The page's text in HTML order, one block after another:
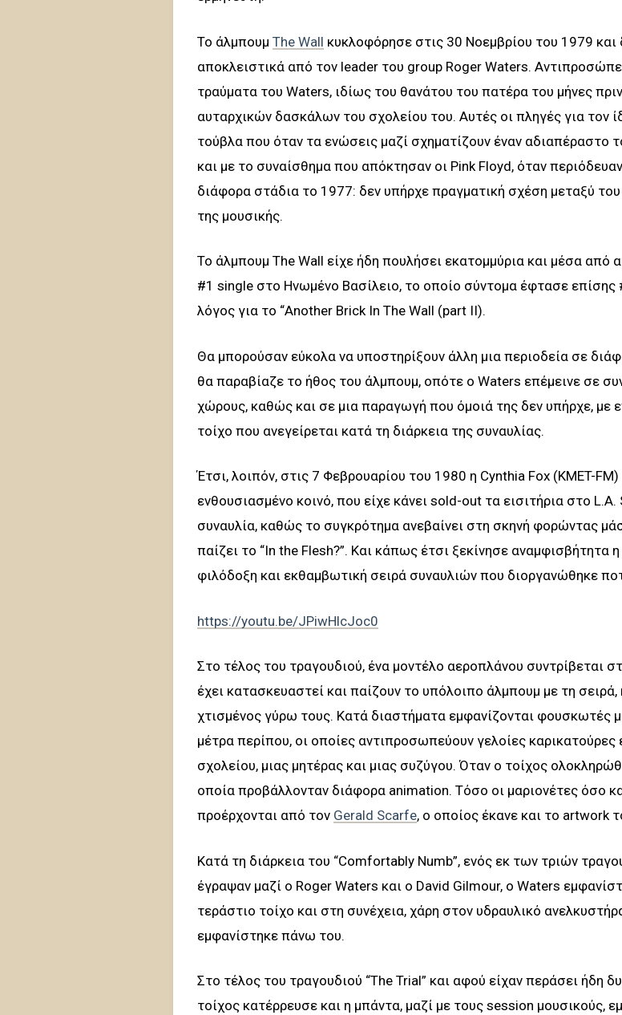
Το άλμπουμ The Wall κυκλοφόρησε στις 30 Νοεμβρίου του 1979 και
αποκλειστικά από τον leader του group Roger Waters.
τραύματα του Waters, ιδίως του θανάτου του πατέρα του μήνες
αυταρχικών δασκάλων του σχολείου του. Αυτές οι πληγές για τον
τούβλα που όταν τα ενώσεις μαζί σχηματίζουν έναν αδιαπέραστο
και με το συναίσθημα που απόκτησαν οι Pink Floyd, όταν
διάφορα στάδια το 1977: δεν υπήρχε πραγματική σχέση μεταξύ
της μουσικής.
Το άλμπουμ The Wall είχε ήδη πουλήσει εκατομμύρια και μέσα από
#1 single στο Ηνωμένο Βασίλειο, το οποίο σύντομα έφτασε επίσης
λόγος για το “Another Brick In The Wall (part II).
Θα μπορούσαν εύκολα να υποστηρίξουν άλλη μια περιοδεία σε
θα παραβίαζε το ήθος του άλμπουμ, οπότε ο Waters επέμεινε σε
χώρους, καθώς και σε μια παραγωγή που όμοιά της δεν υπήρχε, με
τοίχο που ανεγείρεται κατά τη διάρκεια της συναυλίας.
Έτσι, λοιπόν, στις 7 Φεβρουαρίου του 1980 η Cynthia Fox (KMET-
ενθουσιασμένο κοινό, που είχε κάνει sold-out τα εισιτήρια στο
συναυλία, καθώς το συγκρότημα ανεβαίνει στη σκηνή φορώντας
παίζει το “In the Flesh?”. Και κάπως έτσι ξεκίνησε αναμφισβήτητα
φιλόδοξη και εκθαμβωτική σειρά συναυλιών που διοργανώθηκε
https://youtu.be/JPiwHlcJoc0
Στο τέλος του τραγουδιού, ένα μοντέλο αεροπλάνου συντρίβεται
έχει κατασκευαστεί και παίζουν το υπόλοιπο άλμπουμ με τη σειρά,
χτισμένος γύρω τους. Κατά διαστήματα εμφανίζονται φουσκωτές
μέτρα περίπου, οι οποίες αντιπροσωπεύουν γελοίες
σχολείου, μιας μητέρας και μιας συζύγου. Όταν ο τοίχος
οποία προβάλλονταν διάφορα animation. Τόσο οι μαριονέτες όσο
προέρχονται από τον Gerald Scarfe, ο οποίος έκανε και το artwork
Κατά τη διάρκεια του “Comfortably Numb”, ενός εκ των τριών
έγραψαν μαζί ο Roger Waters και ο David Gilmour, ο Waters
τεράστιο τοίχο και στη συνέχεια, χάρη στον υδραυλικό
εμφανίστηκε πάνω του.
Στο τέλος του τραγουδιού “The Trial” και αφού είχαν περάσει ήδη
τοίχος κατέρρευσε και η μπάντα, μαζί με τους session μουσικούς,